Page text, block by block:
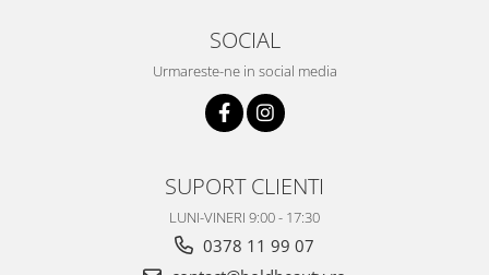
SOCIAL
Urmareste-ne in social media
SUPORT CLIENTI
LUNI-VINERI 9:00 - 17:30
0378 11 99 07